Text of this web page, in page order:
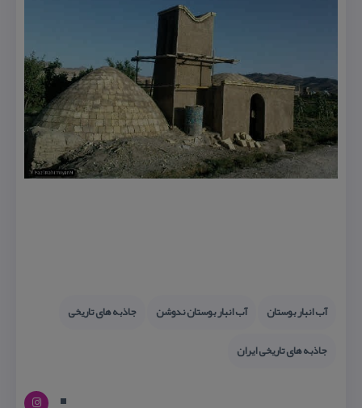
آب انبار بوستان آب انبار بوستان ندوشن
جاذبه های تاریخی
جاذبه های تاریخی ایران